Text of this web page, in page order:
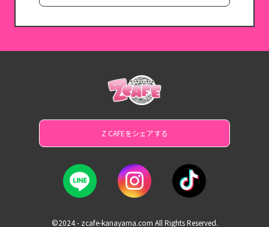
Z CAFEをシェアする
©2024 - zcafe-kanayama.com All Rights Reserved.